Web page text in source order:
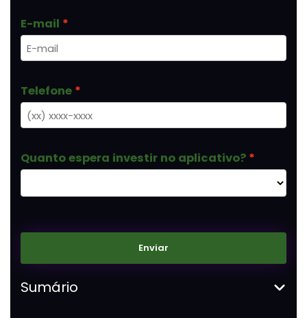
E-mail
Telefone
Quanto espera investir no aplicativo?
Enviar
Sumário